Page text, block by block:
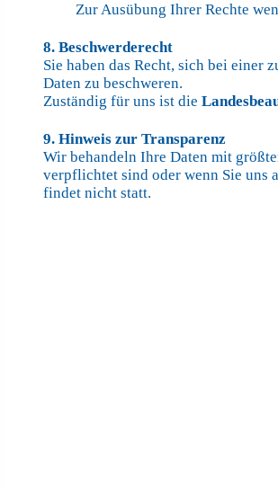
Zur Ausübung Ihrer Rechte
8. Beschwerderecht
Sie haben das Recht, sich bei einer
Daten zu beschweren.
Zuständig für uns ist die
9. Hinweis zur Transparenz
Wir behandeln Ihre Daten mit
verpflichtet sind oder wenn Sie uns
findet nicht statt.